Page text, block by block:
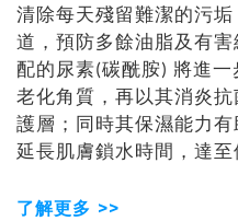
清除每天殘留難潔的污
道，預防多餘油脂及有
配的尿素(碳酰胺) 將進
老化角質，再以其消炎
護層；同時其保濕能力有
延長肌膚鎖水時間，達至
了解更多 >>